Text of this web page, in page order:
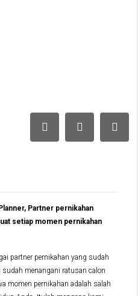
Partner pernikahan
setiap momen pernikahan
partner pernikahan yang sudah
menangani ratusan calon
momen pernikahan adalah salah